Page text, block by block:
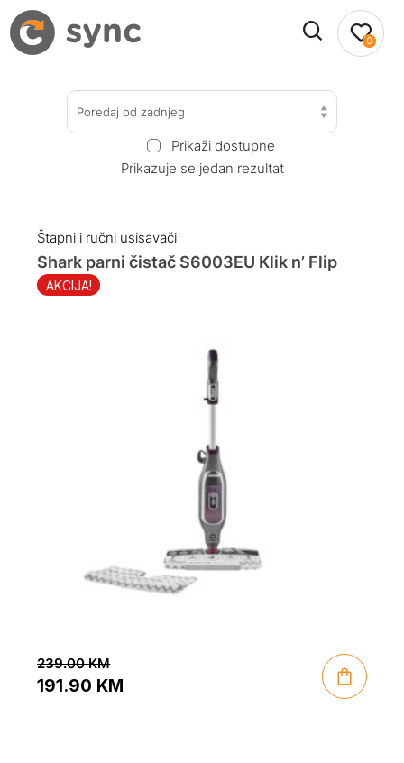
0
Poredaj od zadnjeg
Prikaži dostupne
Prikazuje se jedan rezultat
Štapni i ručni usisavači
AKCIJA!
Shark parni čistač S6003EU Klik n’ Flip
239.00KM
191.90 KM